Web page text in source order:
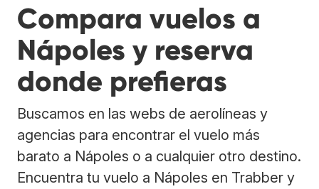
Compara vuelos a
Nápoles y reserva
donde prefieras
Buscamos en las webs de aerolíneas y
agencias para encontrar el vuelo más
barato a Nápoles o a cualquier otro destino.
Encuentra tu vuelo a Nápoles en Trabber y